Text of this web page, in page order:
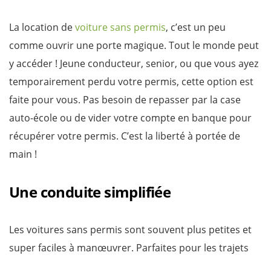
La location devoiture sans permis, c’est un peu
comme ouvrir une porte magique. Tout le monde peut
y accéder ! Jeune conducteur, senior, ou que vous ayez
temporairement perdu votre permis, cette option est
faite pour vous. Pas besoin de repasser par la case
auto-école ou de vider votre compte en banque pour
récupérer votre permis. C’est la liberté à portée de
main !
Une conduite simplifiée
Les voitures sans permis sont souvent plus petites et
super faciles à manœuvrer. Parfaites pour les trajets